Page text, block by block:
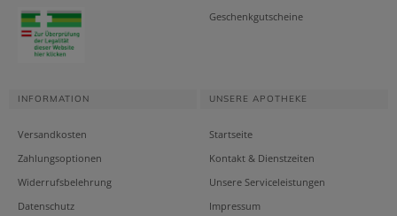
Geschenkgutscheine
INFORMATION
Versandkosten
Zahlungsoptionen
Widerrufsbelehrung
Datenschutz
UNSERE APOTHEKE
Startseite
Kontakt & Dienstzeiten
Unsere Serviceleistungen
Impressum